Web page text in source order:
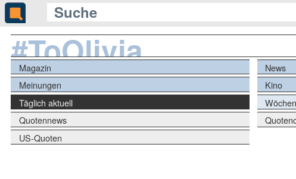
#ToOlivia
Magazin News
Meinungen
Kino
Täglich aktuell
Quotennews
US-Quoten